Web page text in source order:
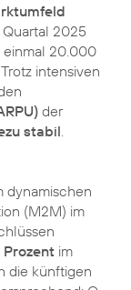
2025
einmal 20.000
intensiven
der
stabil
dynamischen
(M2M) im
im
die künftigen